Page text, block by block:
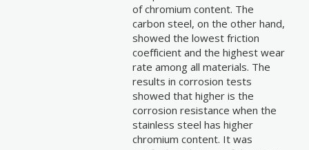
of chromium content. The
carbon steel, on the other hand,
showed the lowest friction
coefficient and the highest wear
rate among all materials. The
results in corrosion tests
showed that higher is the
corrosion resistance when the
stainless steel has higher
chromium content. It was